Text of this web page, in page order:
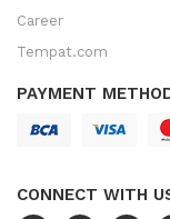
Career
Tempat.com
PAYMENT
CONNECT WITH